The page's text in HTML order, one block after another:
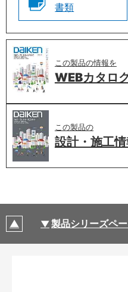
書類
この製品の情報を
WEBカタロ
この製品の
設計・施工
製品シリーズペ